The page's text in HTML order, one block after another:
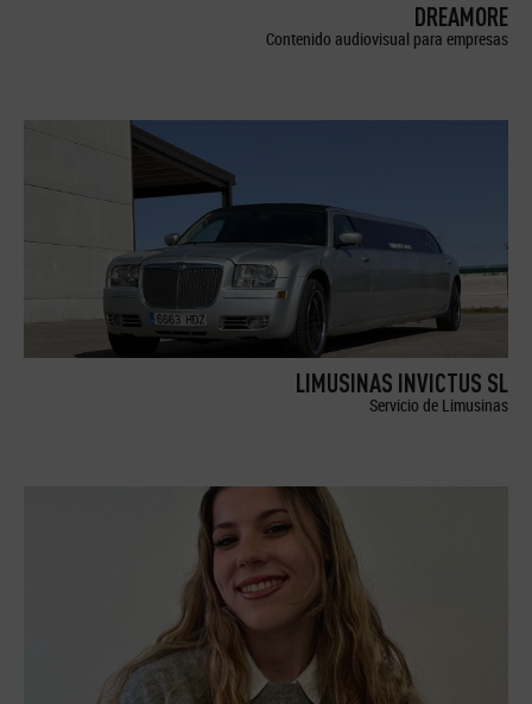
DREAMORE
Contenido audiovisual para empresas
LIMUSINAS INVICTUS SL
Servicio de Limusinas